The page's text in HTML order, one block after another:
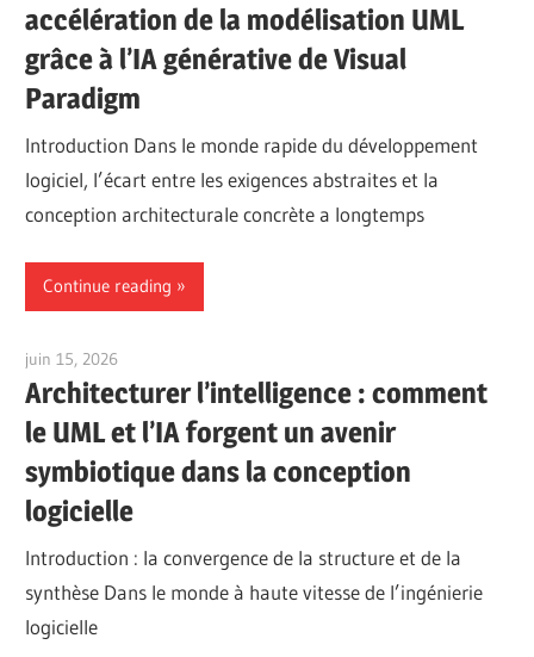
accélération de la modélisation UML
grâce à l’IA générative de Visual
Paradigm
Introduction Dans le monde rapide du développement
logiciel, l’écart entre les exigences abstraites et la
conception architecturale concrète a longtemps
Continue reading
juin 15, 2026
Architecturer l’intelligence : comment
le UML et l’IA forgent un avenir
symbiotique dans la conception
logicielle
Introduction : la convergence de la structure et de la
synthèse Dans le monde à haute vitesse de l’ingénierie
logicielle